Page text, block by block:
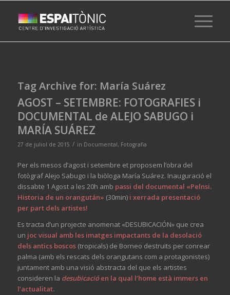
Tag Archive for: María Suárez
AGOST – SETEMBRE: FOTOGRAFIES i
DOCUMENTAL de ALEJO SABUGO i
MARÍA SUÁREZ
27 de juliol de 2015 / in Documental, Fotografia
Per els mesos d’agost i setembre et proposem l’obra del
fotògraf Alejo Sabugo i la biòloga María Suárez. Inauguració el
dissabte 1 Agost a les 20h amb passi del documental «Pelnsi.
Historia de un orangután» (30min)i xerrada presentació
per part dels artistes!
Es tracta d’un projecte anomenat «DESUBICACIÓN» que crea
un joc visual amb les imatges impactants de la desolació
dels antics boscos(tropicals) de Borneo destruïts per conrear
palma (amb els rescats dels orangutans com a protagonistes)
juntament amb una visió abstracta del que els artistes
consideren la desubicacióen la qual l’home està immers en
l’actualitat.